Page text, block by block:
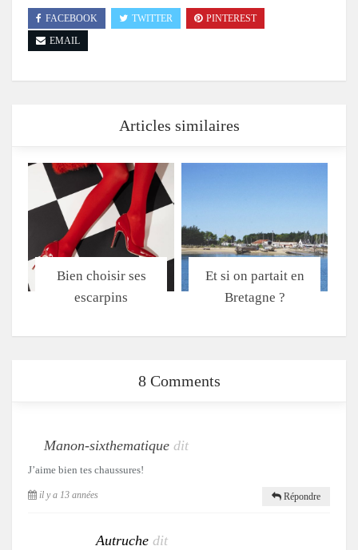
FACEBOOK TWITTER
PINTEREST
EMAIL
Articles similaires
Bien choisir ses
escarpins
Et si on partait en
Bretagne ?
8 Comments
Manon-sixthematique dit
J’aime bien tes chaussures!
il y a 13 années Répondre
Autruche dit